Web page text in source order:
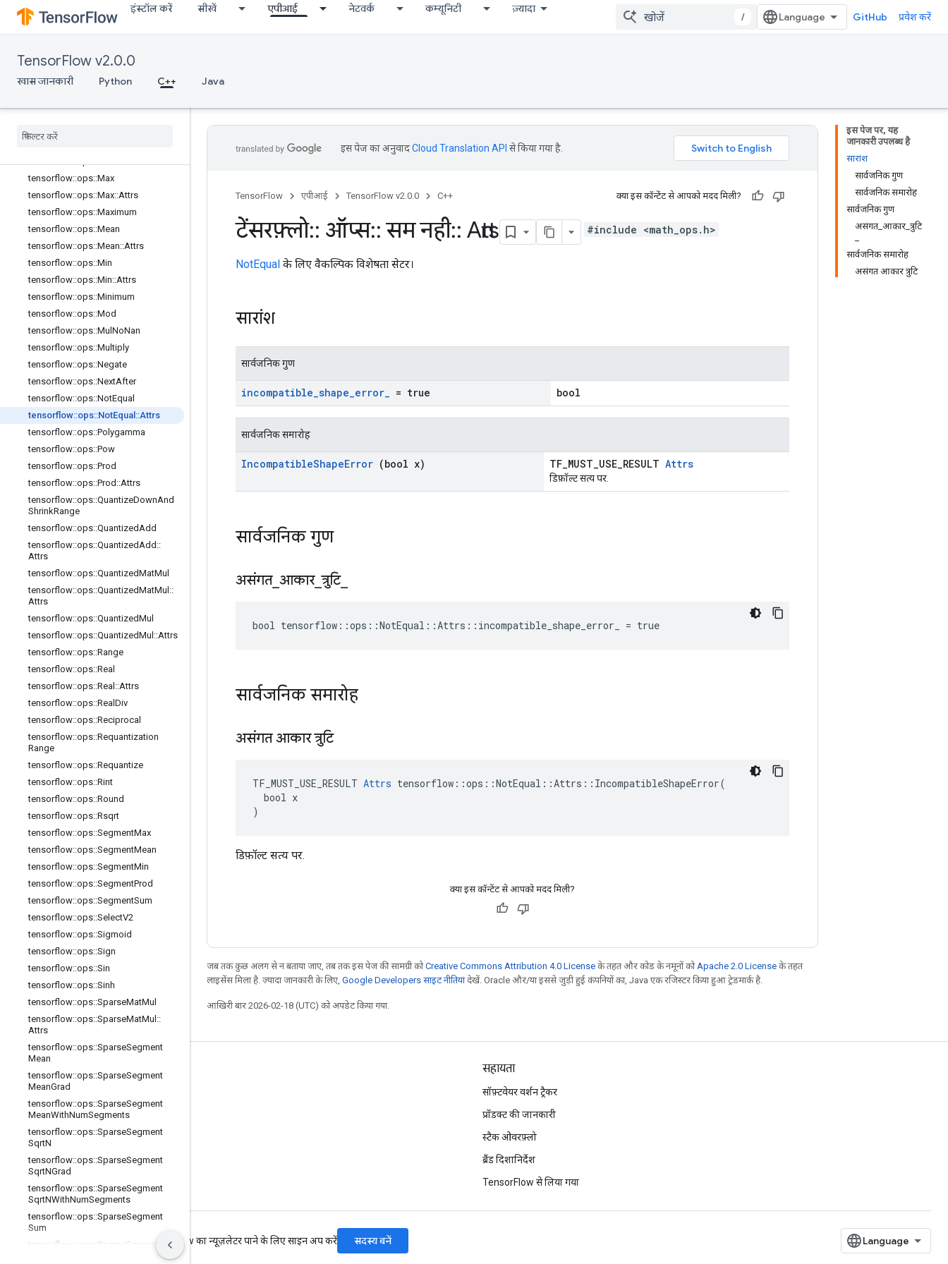
इंस्टॉल करें सीखें एपीआई नेटवर्क कम्यूनिटी ज़्यादा
/ GitHub प्रवेश करें
TensorFlow v2.0.0
खास जानकारी Python C++ Java
tensorflow::ops::LessEqual
tensorflow::ops::Lgamma
tensorflow::ops::Log
tensorflow::ops::Log1p
tensorflow::ops::LogicalNot
tensorflow::ops::Max
tensorflow::ops::Max::Attrs
tensorflow::ops::Maximum
tensorflow::ops::Mean
tensorflow::ops::Mean::Attrs
tensorflow::ops::Min
tensorflow::ops::Min::Attrs
tensorflow::ops::Minimum
tensorflow::ops::Mod
tensorflow::ops::Mul NoNan
tensorflow::ops::Multiply
tensorflow::ops::Negate
tensorflow::ops::NextAfter
tensorflow::ops::NotEqual
tensorflow::ops::NotEqual ::Attrs
tensorflow::ops::Polygamma
tensorflow::ops::Pow
tensorflow::ops::Prod
tensorflow::ops::Prod ::Attrs
tensorflow::ops::QuantizeDownAnd
ShrinkRange
tensorflow::ops::QuantizedAdd
tensorflow::ops::QuantizedAdd ::
Attrs
tensorflow::ops::QuantizedMatMul
tensorflow::ops::QuantizedMatMul ::
Attrs
tensorflow::ops::QuantizedMul
tensorflow::ops::QuantizedMul ::Attrs
tensorflow::ops::Range
tensorflow::ops::Real
tensorflow::ops::Real ::Attrs
tensorflow::ops::Real Div
tensorflow::ops::Reciprocal
tensorflow::ops::Requantization
Range
tensorflow::ops::Requantize
tensorflow::ops::Rint
tensorflow::ops::Round
tensorflow::ops::Rsqrt
tensorflow::ops::SegmentMax
tensorflow::ops::SegmentMean
tensorflow::ops::SegmentMin
tensorflow::ops::SegmentProd
tensorflow::ops::SegmentSum
tensorflow::ops::SelectV2
tensorflow::ops::Sigmoid
tensorflow::ops::Sign
tensorflow::ops::Sin
tensorflow::ops::Sinh
tensorflow::ops::SparseMatMul
tensorflow::ops::SparseMatMul ::
Attrs
tensorflow::ops::SparseSegment
Mean
tensorflow::ops::SparseSegment
MeanGrad
tensorflow::ops::SparseSegment
MeanWithNumSegments
tensorflow::ops::SparseSegment
SqrtN
tensorflow::ops::SparseSegment
SqrtNGrad
tensorflow::ops::SparseSegment
SqrtNWithNumSegments
tensorflow::ops::SparseSegment
Sum
tensorflow
Sparse Segment
इस पेज पर, यह
जानकारी उपलब्ध है
सारांश
सार्वजनिक गुण
सार्वजनिक समारोह
सार्वजनिक गुण
असंगत_आकार_त्रुटि
सार्वजनिक समारोह
असंगत आकार त्रुटि
इस पेज का अनुवादCloud Translation API से किया गया है.
TensorFlow एपीआई TensorFlow v2.0.0 C++ क्या इस कॉन्टेंट से आपको मदद मिली?
टेंसरफ़्लो:: ऑप्स:: सम नही:: Attrs #include <math_ops.h>
NotEqual के लिए वैकल्पिक विशेषता सेटर।
सारांश
सार्वजनिक गुण
incompatible_shape_error_ = true bool
सार्वजनिक समारोह
IncompatibleShapeError (bool x) TF_MUST_USE_RESULT Attrs
डिफ़ॉल्ट सत्य पर.
सार्वजनिक गुण
असंगत_ आकार_त्रुटि_
bool tensorflow::ops::NotEqual::Attrs::incompatible_shape_error_ = true
सार्वजनिक समारोह
असंगत आकार त्रुटि
TF_MUST_USE_RESULT Attrs tensorflow::ops::NotEqual::Attrs::IncompatibleShapeError(
  bool x
)
डिफ़ॉल्ट सत्य पर.
क्या इस कॉन्टेंट से आपको मदद मिली?
जब तक कुछ अलग से न बताया जाए, तब तक इस पेज की सामग्री कोCreative Commons Attribution 4.0 License के तहत और कोड के नमूनों को Apache 2.0 License के तहत
लाइसेंस मिला है. ज़्यादा जानकारी के लिए, Google Developers साइट नीतियांदेखें. Oracle और/या इससे जुड़ी हुई कंपनियों का, Java एक रजिस्टर किया हुआ ट्रेडमार्क है.
आखिरी बार 2026-02-18 (UTC) को अपडेट किया गया.
जुड़े रहें
ब्लॉग
फ़ोरम
GitHub
Twitter
YouTube
सहायता
सॉफ़्टवेयर वर्शन ट्रैकर
प्रॉडक्ट की जानकारी
स्टैक ओवरफ़्लो
ब्रैंड दिशानिर्देश
TensorFlow से लिया गया
शर्तें निजता Manage cookies TensorFlow का न्यूज़लेटर पाने के लिए साइन अप करें सदस्य बनें